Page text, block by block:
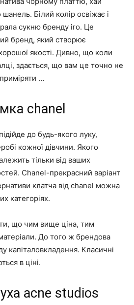
Білий колір освіжає і
сукню бренду iro. Це
бренд, який створює
якості. Дивно, що коли
здається, що вам це точно не
…
chanel
до будь-якого луку,
кожної дівчини. Якого
тільки від ваших
Chanel-прекрасний варіант
клатча від chanel можна
категоріях.
що чим вище ціна, тим
До того ж брендова
капіталовкладення. Класичні
в ціні.
acne studios